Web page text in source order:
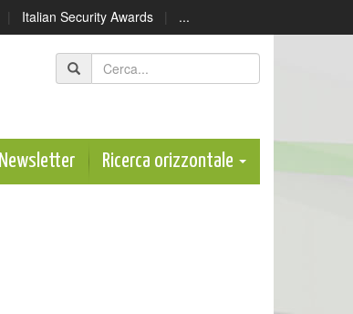
| Italian Security Awards | ...
Newsletter Ricerca orizzontale